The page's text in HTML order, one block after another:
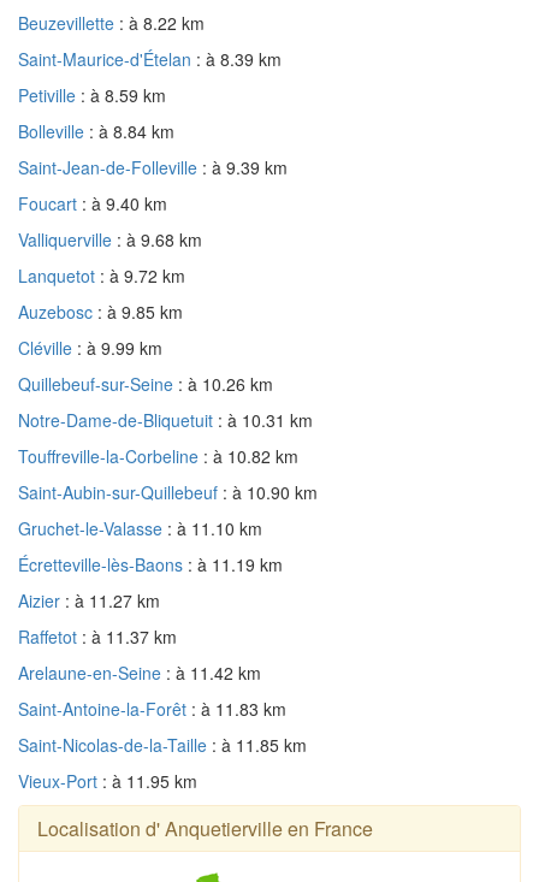
Beuzevillette : à 8.22 km
Saint-Maurice-d'Ételan : à 8.39 km
Petiville : à 8.59 km
Bolleville : à 8.84 km
Saint-Jean-de-Folleville : à 9.39 km
Foucart : à 9.40 km
Valliquerville : à 9.68 km
Lanquetot : à 9.72 km
Auzebosc : à 9.85 km
Cléville : à 9.99 km
Quillebeuf-sur-Seine : à 10.26 km
Notre-Dame-de-Bliquetuit : à 10.31 km
Touffreville-la-Corbeline : à 10.82 km
Saint-Aubin-sur-Quillebeuf : à 10.90 km
Gruchet-le-Valasse : à 11.10 km
Écretteville-lès-Baons : à 11.19 km
Aizier : à 11.27 km
Raffetot : à 11.37 km
Arelaune-en-Seine : à 11.42 km
Saint-Antoine-la-Forêt : à 11.83 km
Saint-Nicolas-de-la-Taille : à 11.85 km
Vieux-Port : à 11.95 km
Localisation d' Anquetierville en France